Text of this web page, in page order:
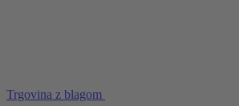
Trgovina z blagom